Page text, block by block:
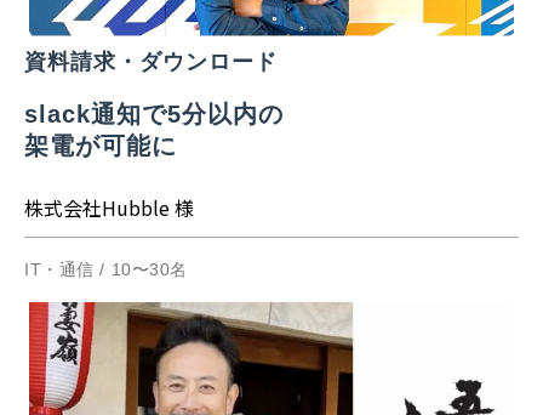
資料請求・ダウンロード
slack通知で5分以内の
架電が可能に
株式会社Hubble 様
IT・通信 / 10〜30名